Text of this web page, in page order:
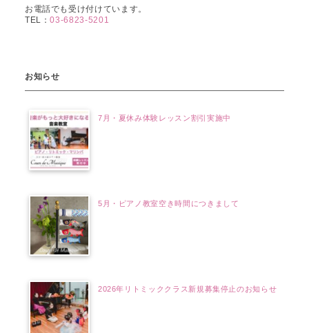
お電話でも受け付けています。
TEL：03-6823-5201
お知らせ
7月・夏休み体験レッスン割引実施中
5月・ピアノ教室空き時間につきまして
2026年リトミッククラス新規募集停止のお知らせ